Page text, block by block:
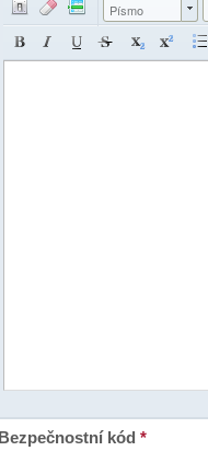
Písmo
Bezpečnostní kód*